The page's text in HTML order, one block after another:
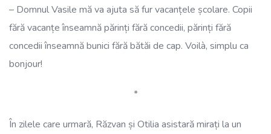
– Domnul Vasile mă va ajuta să fur vacanțele școlare. Copii
fără vacanțe înseamnă părinți fără concedii, părinți fără
concedii înseamnă bunici fără bătăi de cap. Voilà, simplu ca
bonjour!
*
În zilele care urmară, Răzvan și Otilia asistară mirați la un